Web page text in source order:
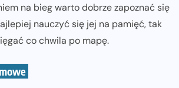
na bieg warto dobrze zapoznać się
nauczyć się jej na pamięć, tak
co chwila po mapę.